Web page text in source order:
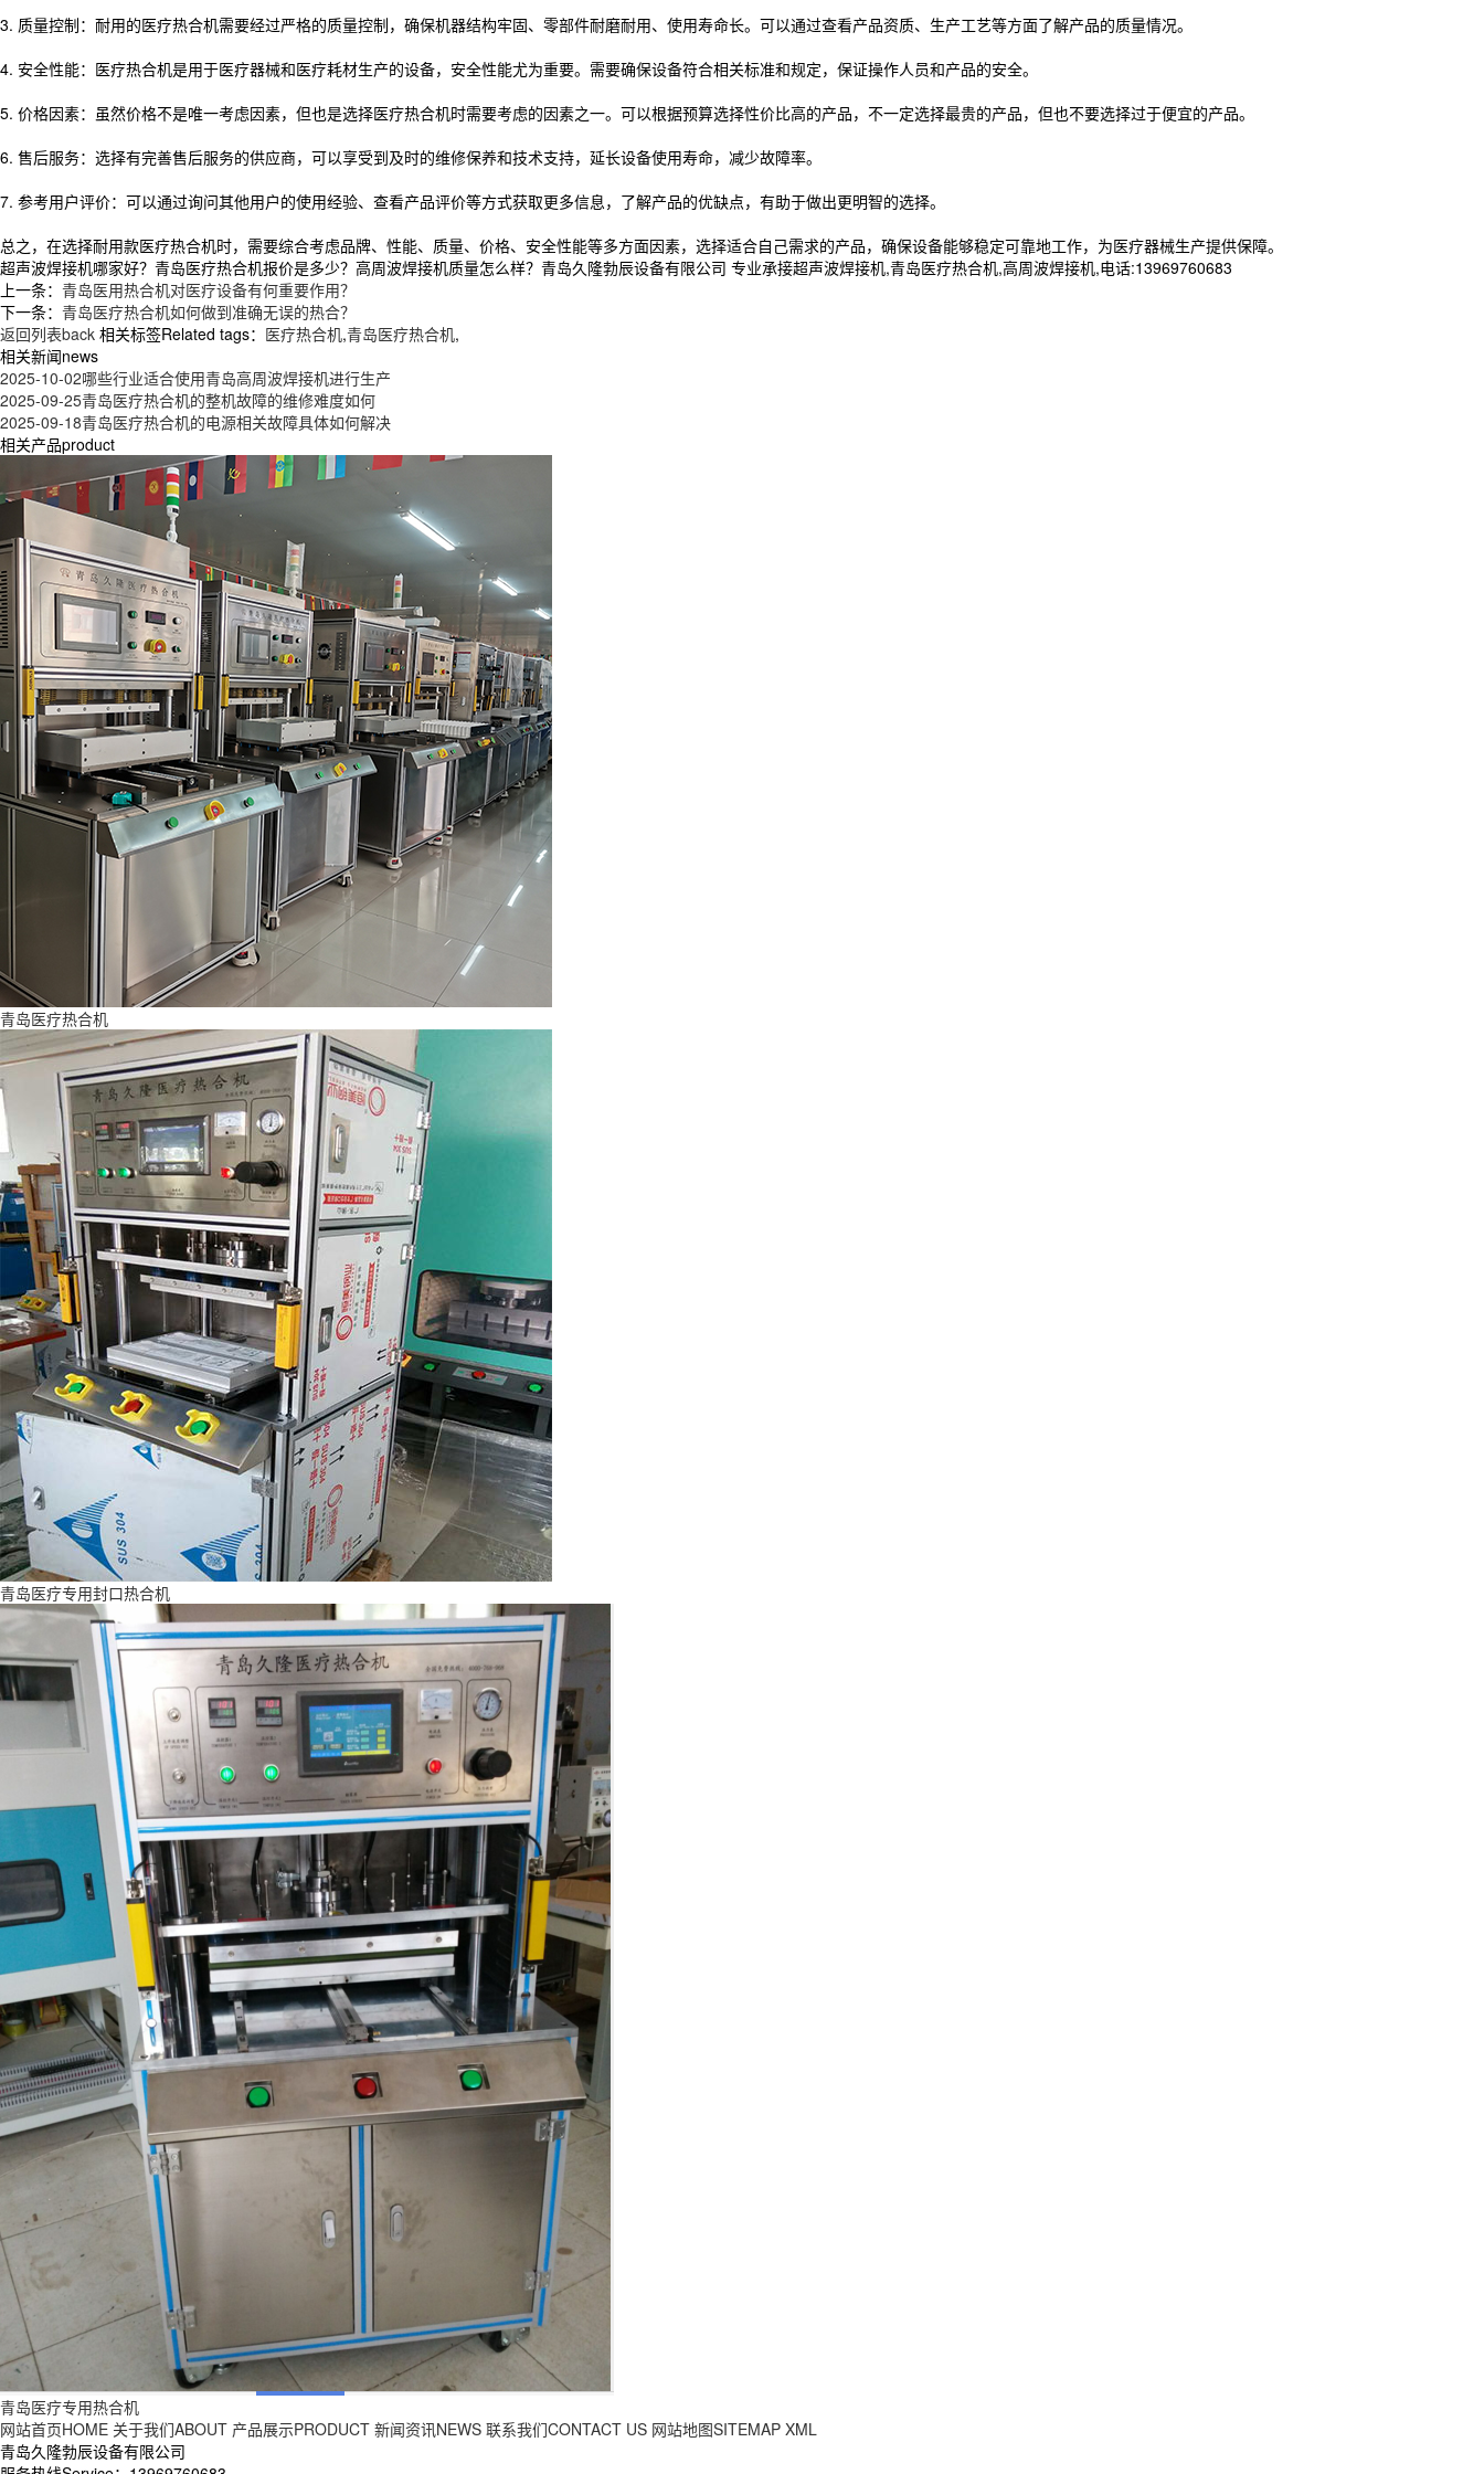
3. 质量控制：耐用的医疗热合机需要经过严格的质量控制，确保机器结构牢固、零部件耐磨耐用、使用寿命长。可以通过查看产品资质、生产工艺等方面了解产品的质量情况。
4. 安全性能：医疗热合机是用于医疗器械和医疗耗材生产的设备，安全性能尤为重要。需要确保设备符合相关标准和规定，保证操作人员和产品的安全。
5. 价格因素：虽然价格不是唯一考虑因素，但也是选择医疗热合机时需要考虑的因素之一。可以根据预算选择性价比高的产品，不一定选择最贵的产品，但也不要选择过于便宜的产品。
6. 售后服务：选择有完善售后服务的供应商，可以享受到及时的维修保养和技术支持，延长设备使用寿命，减少故障率。
7. 参考用户评价：可以通过询问其他用户的使用经验、查看产品评价等方式获取更多信息，了解产品的优缺点，有助于做出更明智的选择。
总之，在选择耐用款医疗热合机时，需要综合考虑品牌、性能、质量、价格、安全性能等多方面因素，选择适合自己需求的产品，确保设备能够稳定可靠地工作，为医疗器械生产提供保障。
超声波焊接机哪家好？青岛医疗热合机报价是多少？高周波焊接机质量怎么样？青岛久隆勃辰设备有限公司 专业承接超声波焊接机,青岛医疗热合机,高周波焊接机,电话:13969760683
上一条： 青岛医用热合机对医疗设备有何重要作用？
下一条： 青岛医疗热合机如何做到准确无误的热合？
返回列表back 相关标签Related tags： 医疗热合机,青岛医疗热合机,
相关新闻news
2025-10-02哪些行业适合使用青岛高周波焊接机进行生产
2025-09-25青岛医疗热合机的整机故障的维修难度如何
2025-09-18青岛医疗热合机的电源相关故障具体如何解决
相关产品product
青岛医疗热合机
青岛医疗专用封口热合机
青岛医疗专用热合机
网站首页HOME 关于我们ABOUT 产品展示PRODUCT 新闻资讯NEWS 联系我们CONTACT US 网站地图SITEMAP XML
青岛久隆勃辰设备有限公司